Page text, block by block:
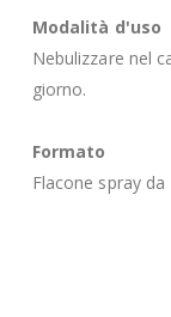
Modalità d'uso
Nebulizzare nel
giorno.
Formato
Flacone spray da